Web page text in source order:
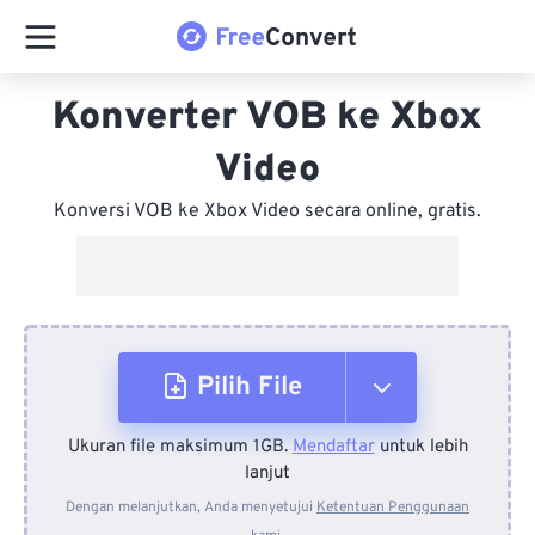
Konverter VOB ke Xbox
Video
Konversi VOB ke Xbox Video secara online, gratis.
Pilih File
Dari Perangkat
Ukuran file maksimum 1GB.Mendaftaruntuk lebih
lanjut
Dengan melanjutkan, Anda menyetujui Ketentuan Penggunaan